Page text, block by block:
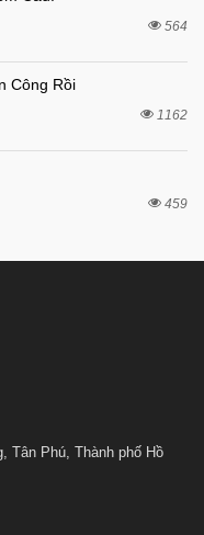
trước
564
Công Rồi
1162
459
Tân Phú, Thành phố Hồ